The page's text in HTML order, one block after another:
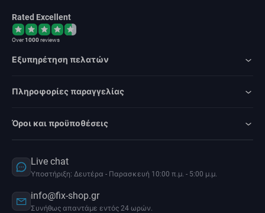
Rated Excellent
Over1000reviews
Εξυπηρέτηση πελατών
Πληροφορίες παραγγελίας
Όροι και προϋποθέσεις
Live chat
Υποστήριξη: Δευτέρα - Παρασκευή 10:00 π.μ. - 5:00 μ.μ.
info@fix-shop.gr
Συνήθως απαντάμε εντός 24 ωρών.